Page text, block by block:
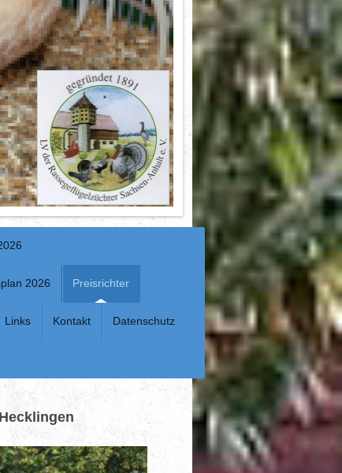
2026 Preisrichter
Links Kontakt Datenschutz